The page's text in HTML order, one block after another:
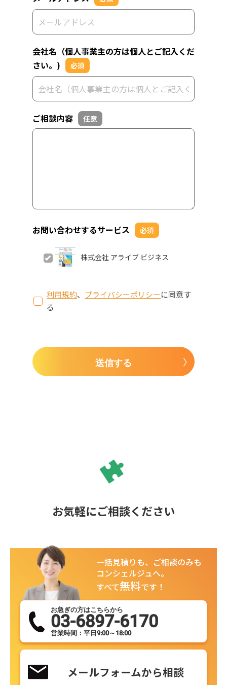
会社名（個人事業主の方は個人とご記入くだ
さい。)
必須
ご相談内容 任意
お問い合わせするサービス 必須
株式会社 アライブ ビジネス
利用規約、 プライバシーポリシーに同意す
る
送信する
お気軽にご相談ください
一括見積りも、ご相談のみも
コンシェルジュへ。
すべて無料です！
お急ぎの方はこちらから
03-6897-6170
営業時間：平日9:00～18:00
メールフォームから相談